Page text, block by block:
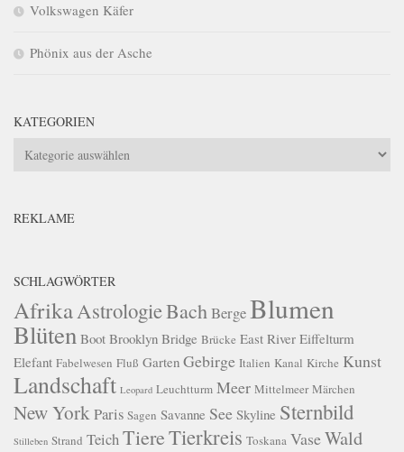
Volkswagen Käfer
Phönix aus der Asche
KATEGORIEN
Kategorien
REKLAME
SCHLAGWÖRTER
AfrikaAstrologieBachBergeBlumen
Blüten Boot Brooklyn Bridge Brücke East River Eiffelturm
Elefant Fabelwesen Fluß Garten Gebirge Italien Kanal Kirche Kunst
Landschaft Leopard Leuchtturm Meer Mittelmeer Märchen
New YorkParis Sagen Savanne See Skyline Sternbild
Stilleben Strand TeichTiereTierkreis Toskana VaseWald